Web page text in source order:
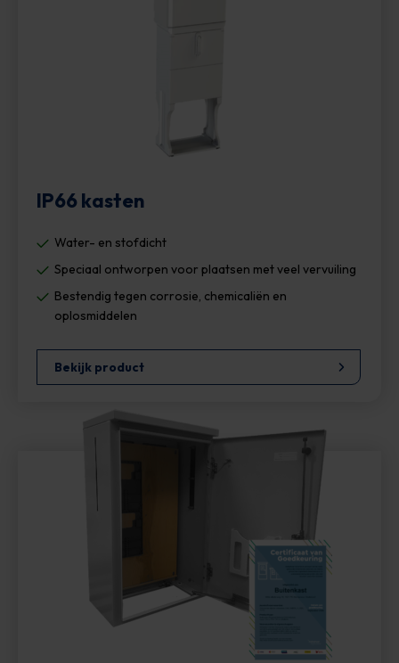
IP66 kasten
Water- en stofdicht
Speciaal ontworpen voor plaatsen met veel vervuiling
Bestendig tegen corrosie, chemicaliën en
oplosmiddelen
Bekijk product